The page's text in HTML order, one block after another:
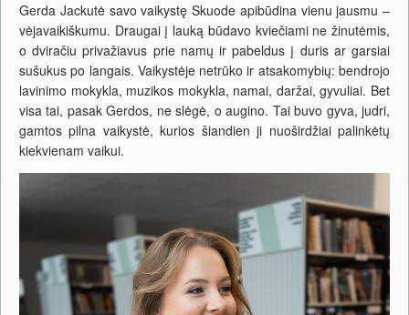
Gerda Jackutė savo vaikystę Skuode apibūdina vienu jausmu –
vėjavaikiškumu. Draugai į lauką būdavo kviečiami ne žinutėmis,
o dviračiu privažiavus prie namų ir pabeldus į duris ar garsiai
sušukus po langais. Vaikystėje netrūko ir atsakomybių: bendrojo
lavinimo mokykla, muzikos mokykla, namai, daržai, gyvuliai. Bet
visa tai, pasak Gerdos, ne slėgė, o augino. Tai buvo gyva, judri,
gamtos pilna vaikystė, kurios šiandien ji nuoširdžiai palinkėtų
kiekvienam vaikui.